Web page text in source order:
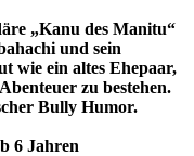
„Kanu des Manitu“
und sein
wie ein altes Ehepaar,
zu bestehen.
Bully Humor.
6 Jahren